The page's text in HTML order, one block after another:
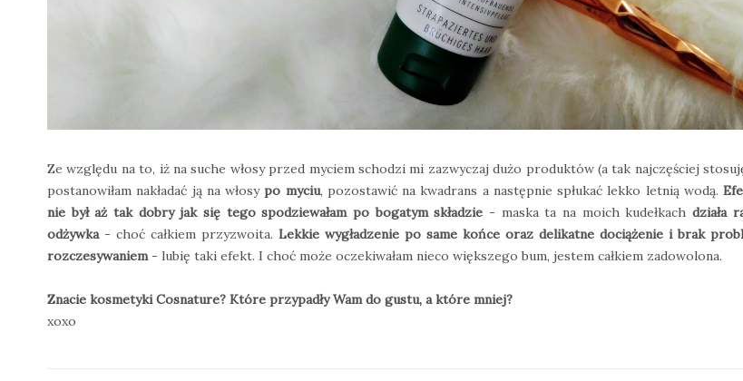
Ze względu na to, iż na suche włosy przed myciem schodzi mi zazwyczaj dużo produktów (a tak najczęściej
postanowiłam nakładać ją na włosy po myciu, pozostawić na kwadrans a następnie spłukać lekko letnią wodą.
nie był aż tak dobry jak się tego spodziewałam po bogatym składzie - maska ta na moich kudełkach działa
odżywka- choć całkiem przyzwoita.Lekkie wygładzenie po same końce oraz delikatne dociążenie i brak
rozczesywaniem- lubię taki efekt. I choć może oczekiwałam nieco większego bum, jestem całkiem zadowolona.
Znacie kosmetyki Cosnature? Które przypadły Wam do gustu, a które mniej?
xoxo